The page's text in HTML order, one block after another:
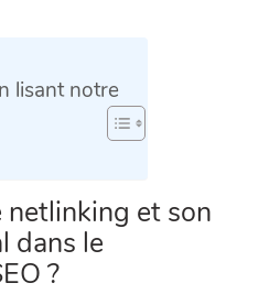
lisant notre
netlinking et son
dans le
?